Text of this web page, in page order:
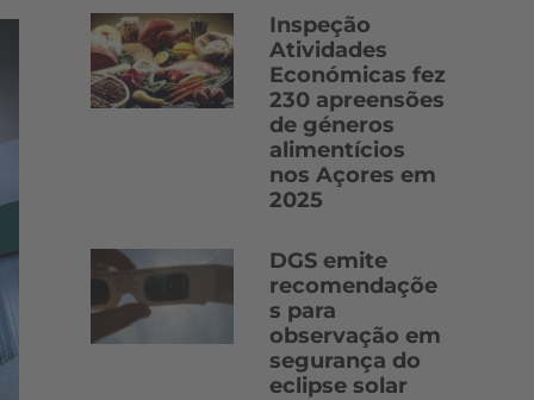
Inspeção
Atividades
Económicas fez
230 apreensões
de géneros
alimentícios
nos Açores em
2025
DGS emite
recomendaçõe
s para
observação em
segurança do
eclipse solar